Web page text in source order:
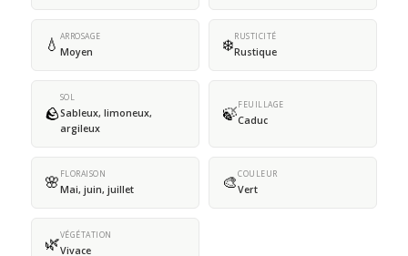
💧 ARROSAGE
Moyen ❄️RUSTICITÉ
Rustique
🪨
SOL
Sableux, limoneux,
argileux
🍃FEUILLAGE
Caduc
🌸 FLORAISON
Mai, juin, juillet 🎨COULEUR
Vert
🌿VÉGÉTATION
Vivace